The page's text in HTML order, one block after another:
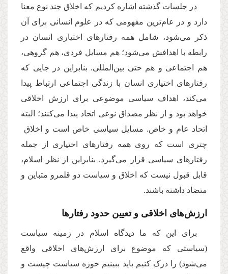
در جلسات گذشته اشاره کردیم که اخلاق چند نوع معنا
دارد و در عام‌ترین مفهومی که در علوم انسانی برای آن
ذکر می‌شود، شامل همه رفتارهای اختیاری انسان در
رابطه با اهدافش می‌شود؛ هم مسایل فردی، هم گروهی،
هم اجتماعی و هم حتی بین‌المللی. بنابراین در جایی که
رفتارهای اختیاری انسان با زندگی اجتماعی ارتباط پیدا
می‌کند، اهداف سیاسی موضوعی برای ارزش اخلاقی
خواهد بود و از نظر مصداق نوعی اتحاد پیدا می‌کنند؛ البته
اتحاد عام و خاص. مسایل سیاسی خاص است و اخلاق
چتری است که روی همه رفتارهای اختیاری از جمله
رفتارهای سیاسی قرار می‌گیرد. بنابراین از نظر اسلام،
قابل قبول نیست که اخلاق و سیاست دو قلمرو متباین و
متضاد داشته باشند.
ارزش‌های اخلاقی و تعیین حدود رفتارها
برای این که ما دیدگاه اسلام در زمینه سیاست
(سیاستی که موضوع برای ارزش‌های اخلاقی واقع
می‌شود) را درک کنیم باید ببینیم حوزه سیاست چیست و